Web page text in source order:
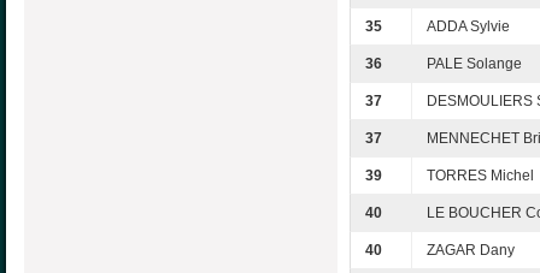
35 ADDA Sylvie
36 PALE Solange
37 DESMOULIERS
37 MENNECHET
39 TORRES Michel
40 LE BOUCHER
40 ZAGAR Dany